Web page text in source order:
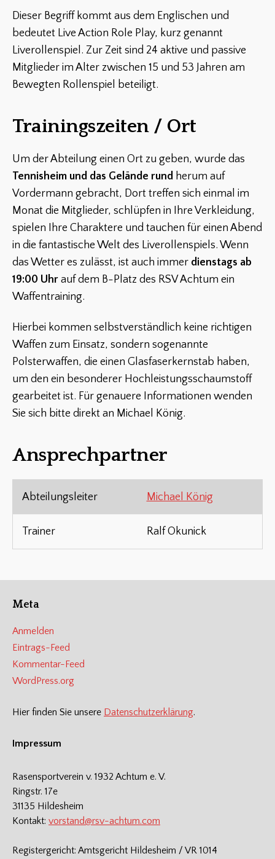
Dieser Begriff kommt aus dem Englischen und
bedeutet Live Action Role Play, kurz genannt
Liverollenspiel. Zur Zeit sind 24 aktive und passive
Mitglieder im Alter zwischen 15 und 53 Jahren am
Bewegten Rollenspiel beteiligt.
Trainingszeiten / Ort
Um der Abteilung einen Ort zu geben, wurde das
Tennisheim und das Gelände rund herum auf
Vordermann gebracht, Dort treffen sich einmal im
Monat die Mitglieder, schlüpfen in Ihre Verkleidung,
spielen Ihre Charaktere und tauchen für einen Abend
in die fantastische Welt des Liverollenspiels. Wenn
das Wetter es zulässt, ist auch immer dienstags ab
19:00 Uhr auf dem B-Platz des RSV Achtum ein
Waffentraining.
Hierbei kommen selbstverständlich keine richtigen
Waffen zum Einsatz, sondern sogenannte
Polsterwaffen, die einen Glasfaserkernstab haben,
um den ein besonderer Hochleistungsschaumstoff
gearbeitet ist. Für genauere Informationen wenden
Sie sich bitte direkt an Michael König.
Ansprechpartner
Abteilungsleiter Michael König
Trainer Ralf Okunick
Meta
Anmelden
Eintrags-Feed
Kommentar-Feed
WordPress.org
Hier finden Sie unsere Datenschutzerklärung.
Impressum
Rasensportverein v. 1932 Achtum e. V.
Ringstr. 17e
31135 Hildesheim
Kontakt: vorstand@rsv-achtum.com
Registergericht: Amtsgericht Hildesheim / VR 1014